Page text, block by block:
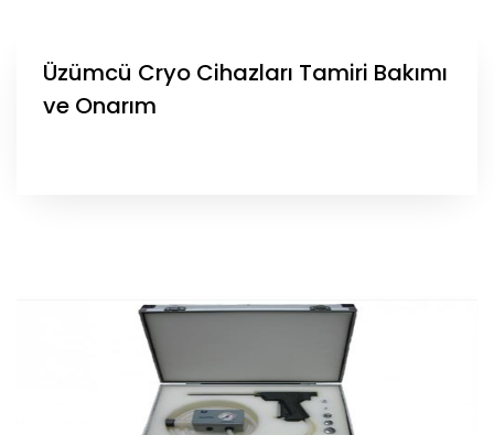
Üzümcü Cryo Cihazları Tamiri Bakımı
ve Onarım